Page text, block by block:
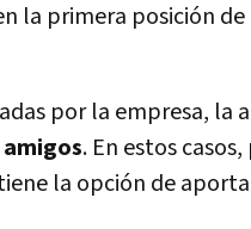
la primera posición
por la empresa, la
. En estos
la opción de